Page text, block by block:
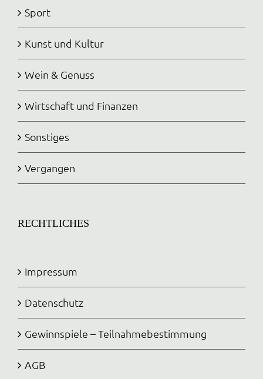
Sport
Kunst und Kultur
Wein & Genuss
Wirtschaft und Finanzen
Sonstiges
Vergangen
RECHTLICHES
Impressum
Datenschutz
Gewinnspiele – Teilnahmebestimmung
AGB